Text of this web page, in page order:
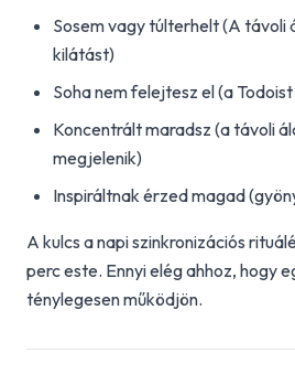
Sosem vagy túlterhelt (A távoli
kilátást)
Soha nem felejtesz el (a
Koncentrált maradsz (a távoli
megjelenik)
Inspiráltnak érzed magad
A kulcs a napi szinkronizációs
perc este. Ennyi elég ahhoz, hogy
ténylegesen működjön.